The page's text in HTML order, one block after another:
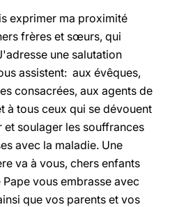
exprimer ma proximité
frères et sœurs, qui
une salutation
assistent: aux évêques,
consacrées, aux agents de
à tous ceux qui se dévouent
soulager les souffrances
avec la maladie. Une
va à vous, chers enfants
vous embrasse avec
que vos parents et vos